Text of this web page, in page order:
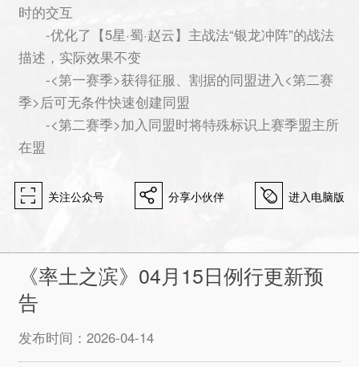
时的交互
-优化了【5星·蜀·赵云】主战法“银龙冲阵”的战法
描述，实际效果不变
-<第一赛季>获得征服、割据的同盟进入<第二赛
季>后可无条件快速创建同盟
-<第二赛季>加入同盟时将特殊标识上赛季盟主所
在盟
򰀁 关注公众号 򰀂 分享小伙伴 򰀄 进入电脑版
《率土之滨》04月15日例行更新预
告
发布时间：2026-04-14